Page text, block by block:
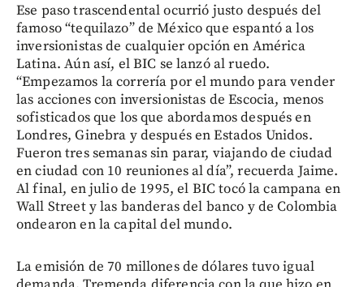
Ese paso trascendental ocurrió justo después del
famoso “tequilazo” de México que espantó a los
inversionistas de cualquier opción en América
Latina. Aún así, el BIC se lanzó al ruedo.
“Empezamos la correría por el mundo para vender
las acciones con inversionistas de Escocia, menos
sofisticados que los que abordamos después en
Londres, Ginebra y después en Estados Unidos.
Fueron tres semanas sin parar, viajando de ciudad
en ciudad con 10 reuniones al día”, recuerda Jaime.
Al final, en julio de 1995, el BIC tocó la campana en
Wall Street y las banderas del banco y de Colombia
ondearon en la capital del mundo.
La emisión de 70 millones de dólares tuvo igual